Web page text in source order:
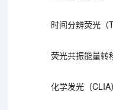
时间分辨荧光（
荧光共振能量转移
化学发光（CLIA）